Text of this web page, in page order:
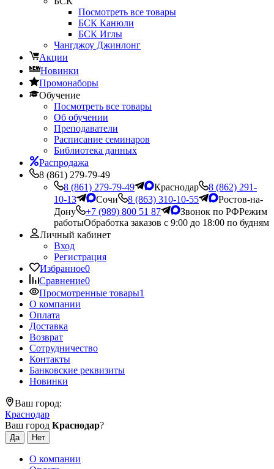
Посмотреть все товары
БСК Канюли
БСК Иглы
Чангджоу Джинлонг
Акции
Новинки
Промонаборы
Обучение
Посмотреть все товары
Об обучении
Преподаватели
Расписание семинаров
Библиотека данных
Распродажа
8 (861) 279-79-49
8 (861) 279-79-49
Краснодар
8 (862) 291-
10-13
Сочи 8 (863) 310-10-55
Ростов-на-
Дону
+7 (989) 800 51 87 Звонок по РФРежим
работыОбработка заказов с 9:00 до 18:00 по будням
Личный кабинет
Вход
Регистрация
Избранное0
Сравнение0
Просмотренные товары1
О компании
Оплата
Доставка
Возврат
Сотрудничество
Контакты
Банковские реквизиты
Новинки
Ваш город:
Краснодар
Ваш город Краснодар?
О компании